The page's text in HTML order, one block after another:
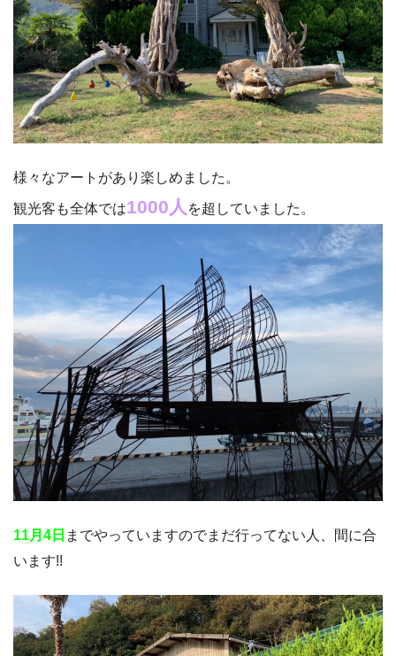
様々なアートがあり楽しめました。
観光客も全体では1000人 を超していました。
11月4日 までやっていますのでまだ行ってない人、間に合
います!!